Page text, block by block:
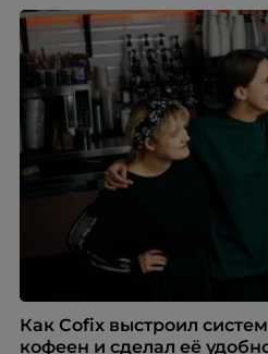
Как Cofix выстроил
кофеен и сделал её